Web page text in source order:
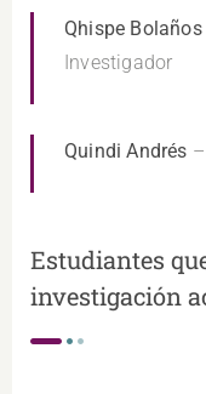
Qhispe
Investigador
Quindi Andrés
Estudiantes
investigación